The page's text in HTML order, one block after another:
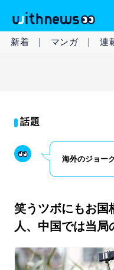
新着 マンガ 連
話題
海外のジョー
笑うツボにもお
人、中国では当局